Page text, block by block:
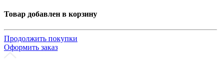
Товар добавлен в корзину
Продолжить покупки
Оформить заказ